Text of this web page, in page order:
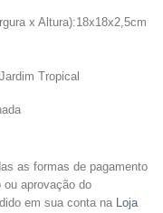
x Altura):18x18x2,5cm
Tropical
as formas de pagamento
aprovação do
em sua conta na Loja